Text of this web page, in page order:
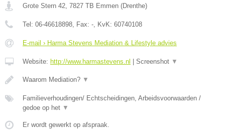
Grote Stern 42, 7827 TB Emmen (Drenthe)
Tel: 06-46618898, Fax: -, KvK: 60740108
E-mail › Harma Stevens Mediation & Lifestyle advies
Website: http://www.harmastevens.nl Screenshot ▼
Waarom Mediation? ▼
Familieverhoudingen/ Echtscheidingen, Arbeidsvoorwaarden /
gedoe op het ▼
Er wordt gewerkt op afspraak.